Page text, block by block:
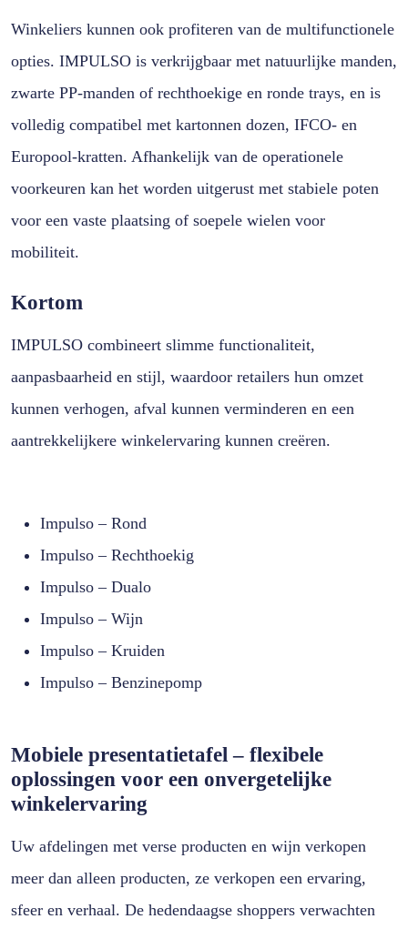
Winkeliers kunnen ook profiteren van de multifunctionele
opties. IMPULSO is verkrijgbaar met natuurlijke manden,
zwarte PP-manden of rechthoekige en ronde trays, en is
volledig compatibel met kartonnen dozen, IFCO- en
Europool-kratten. Afhankelijk van de operationele
voorkeuren kan het worden uitgerust met stabiele poten
voor een vaste plaatsing of soepele wielen voor
mobiliteit.
Kortom
IMPULSO combineert slimme functionaliteit,
aanpasbaarheid en stijl, waardoor retailers hun omzet
kunnen verhogen, afval kunnen verminderen en een
aantrekkelijkere winkelervaring kunnen creëren.
Impulso – Rond
Impulso – Rechthoekig
Impulso – Dualo
Impulso – Wijn
Impulso – Kruiden
Impulso – Benzinepomp
Mobiele presentatietafel – flexibele
oplossingen voor een onvergetelijke
winkelervaring
Uw afdelingen met verse producten en wijn verkopen
meer dan alleen producten, ze verkopen een ervaring,
sfeer en verhaal. De hedendaagse shoppers verwachten